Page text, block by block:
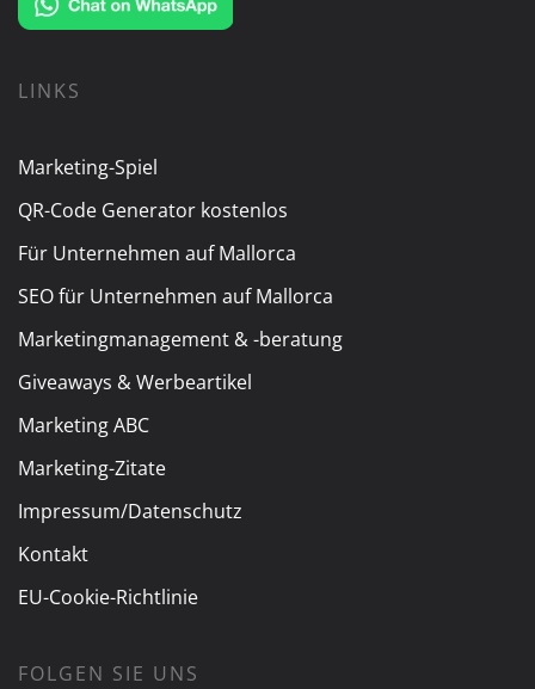
LINKS
Marketing-Spiel
QR-Code Generator kostenlos
Für Unternehmen auf Mallorca
SEO für Unternehmen auf Mallorca
Marketingmanagement & -beratung
Giveaways & Werbeartikel
Marketing ABC
Marketing-Zitate
Impressum/Datenschutz
Kontakt
EU-Cookie-Richtlinie
FOLGEN SIE UNS